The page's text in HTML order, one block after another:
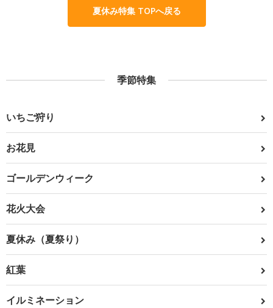
夏休み特集 TOPへ戻る
季節特集
いちご狩り
お花見
ゴールデンウィーク
花火大会
夏休み（夏祭り）
紅葉
イルミネーション